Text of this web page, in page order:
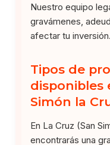
Nuestro equipo
gravámenes,
afectar tu inversión.
Tipos de
disponibles
Simón la
En La Cruz (San
encontrarás una